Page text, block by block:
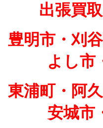
出張買
豊明市・刈
よし市
東浦町・阿
安城市